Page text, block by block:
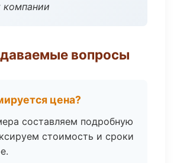
вопросы
цена?
составляем подробную
стоимость и сроки